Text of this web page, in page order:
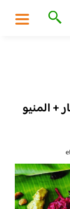
+ المنيو